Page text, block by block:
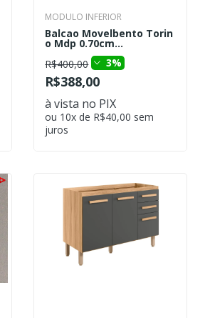
MODULO INFERIOR
Balcao Movelbento Torin
o Mdp 0.70cm...
R$400,00
3%
R$388,00
à vista no PIX
ou 10x de R$40,00 sem
juros